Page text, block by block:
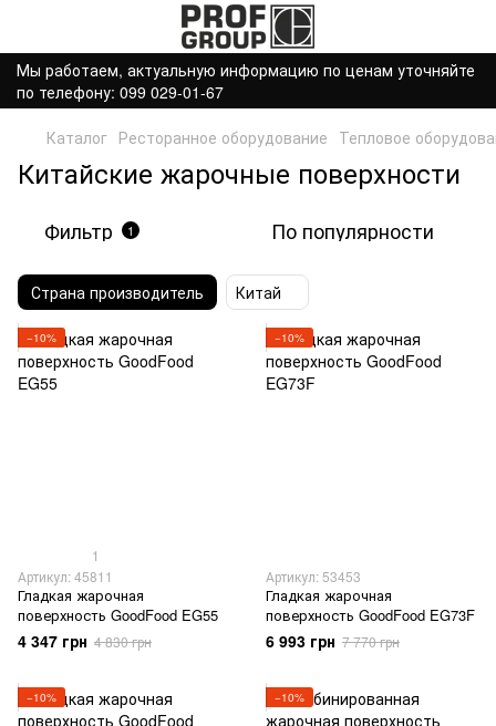
Мы работаем, актуальную информацию по ценам уточняйте
по телефону: 099 029-01-67
Каталог Ресторанное оборудование Тепловое
Китайские жарочные поверхности
Фильтр 1 По популярности
Страна производитель Китай
−10%
1
Артикул: 45811
Гладкая жарочная
поверхность GoodFood EG55
4 347 грн 4 830 грн
−10%
Артикул: 53453
Гладкая жарочная
поверхность GoodFood EG73F
6 993 грн 7 770 грн
−10% −10%